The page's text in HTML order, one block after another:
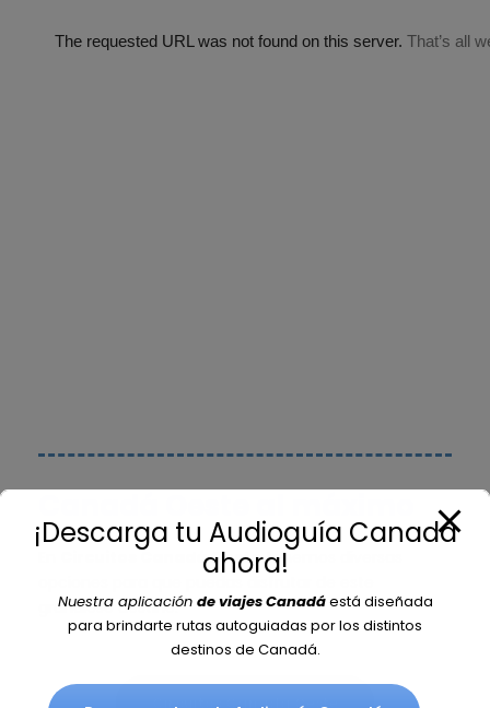
Circuitos Canadá Oestetenemos diversas
grandioso destino.
Circuitos Canadá Oeste
¡Descarga tu Audioguía Canadá
ahora!
Nuestra aplicación de viajes Canadáestá diseñada
para brindarte rutas autoguiadas por los distintos
destinos de Canadá.